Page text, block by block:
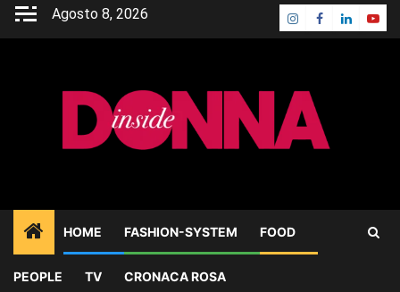
Skip
Agosto 8, 2026 Instagram
Facebook
Linkedin
HOME FASHION-SYSTEM FOOD
PEOPLE TV CRONACA ROSA
Home PEOPLE BIOGRAFIA PIERO PELU’